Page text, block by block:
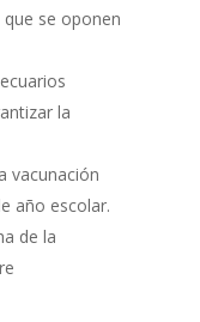
se oponen
la
vacunación
año escolar.
de la